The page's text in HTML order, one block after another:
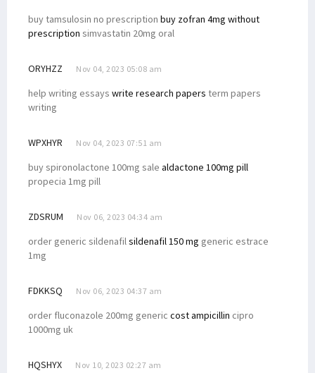
buy tamsulosin no prescription buy zofran 4mg without
prescription simvastatin 20mg oral
ORYHZZ Nov 04, 2023 05:08 am
help writing essays write research papers term papers
writing
WPXHYR Nov 04, 2023 07:51 am
buy spironolactone 100mg sale aldactone 100mg pill
propecia 1mg pill
ZDSRUM Nov 06, 2023 04:34 am
order generic sildenafilsildenafil 150 mg generic estrace
1mg
FDKKSQ Nov 06, 2023 04:37 am
order fluconazole 200mg generic cost ampicillin cipro
1000mg uk
HQSHYX Nov 10, 2023 02:27 am